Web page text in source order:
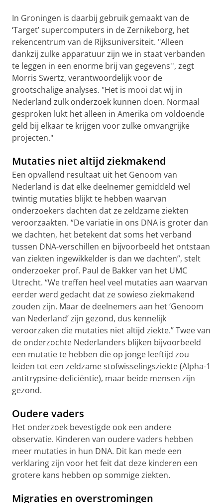
In Groningen is daarbij gebruik gemaakt van de
‘Target’ supercomputers in de Zernikeborg, het
rekencentrum van de Rijksuniversiteit. "Alleen
dankzij zulke apparatuur zijn we in staat verbanden
te leggen in een enorme brij van gegevens'', zegt
Morris Swertz, verantwoordelijk voor de
grootschalige analyses. "Het is mooi dat wij in
Nederland zulk onderzoek kunnen doen. Normaal
gesproken lukt het alleen in Amerika om voldoende
geld bij elkaar te krijgen voor zulke omvangrijke
projecten."
Mutaties niet altijd ziekmakend
Een opvallend resultaat uit het Genoom van
Nederland is dat elke deelnemer gemiddeld wel
twintig mutaties blijkt te hebben waarvan
onderzoekers dachten dat ze zeldzame ziekten
veroorzaakten. “De variatie in ons DNA is groter dan
we dachten, het betekent dat soms het verband
tussen DNA-verschillen en bijvoorbeeld het ontstaan
van ziekten ingewikkelder is dan we dachten”, stelt
onderzoeker prof. Paul de Bakker van het UMC
Utrecht. “We treffen heel veel mutaties aan waarvan
eerder werd gedacht dat ze sowieso ziekmakend
zouden zijn. Maar de deelnemers aan het ‘Genoom
van Nederland’ zijn gezond, dus kennelijk
veroorzaken die mutaties niet altijd ziekte.” Twee van
de onderzochte Nederlanders blijken bijvoorbeeld
een mutatie te hebben die op jonge leeftijd zou
leiden tot een zeldzame stofwisselingsziekte (Alpha-1
antitrypsine-deficiëntie), maar beide mensen zijn
gezond.
Oudere vaders
Het onderzoek bevestigde ook een andere
observatie. Kinderen van oudere vaders hebben
meer mutaties in hun DNA. Dit kan mede een
verklaring zijn voor het feit dat deze kinderen een
grotere kans hebben op sommige ziekten.
Migraties en overstromingen